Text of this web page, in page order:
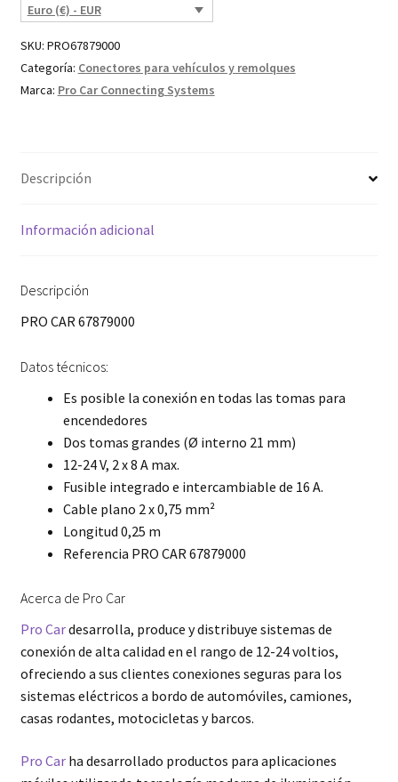
Euro (€) - EUR
SKU: PRO67879000
Categoría: Conectores para vehículos y remolques
Marca: Pro Car Connecting Systems
Descripción
Información adicional
Descripción
PRO CAR 67879000
Datos técnicos:
Es posible la conexión en todas las tomas para
encendedores
Dos tomas grandes (Ø interno 21 mm)
12-24 V, 2 x 8 A max.
Fusible integrado e intercambiable de 16 A.
Cable plano 2 x 0,75 mm²
Longitud 0,25 m
Referencia PRO CAR 67879000
Acerca de Pro Car
Pro Cardesarrolla, produce y distribuye sistemas de
conexión de alta calidad en el rango de 12-24 voltios,
ofreciendo a sus clientes conexiones seguras para los
sistemas eléctricos a bordo de automóviles, camiones,
casas rodantes, motocicletas y barcos.
Pro Carha desarrollado productos para aplicaciones